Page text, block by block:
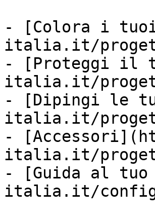
- [Colora i
italia.it/
- [Proteggi il
italia.it/
- [Dipingi le
italia.it/
-
italia.it/
- [Guida al
italia.it/